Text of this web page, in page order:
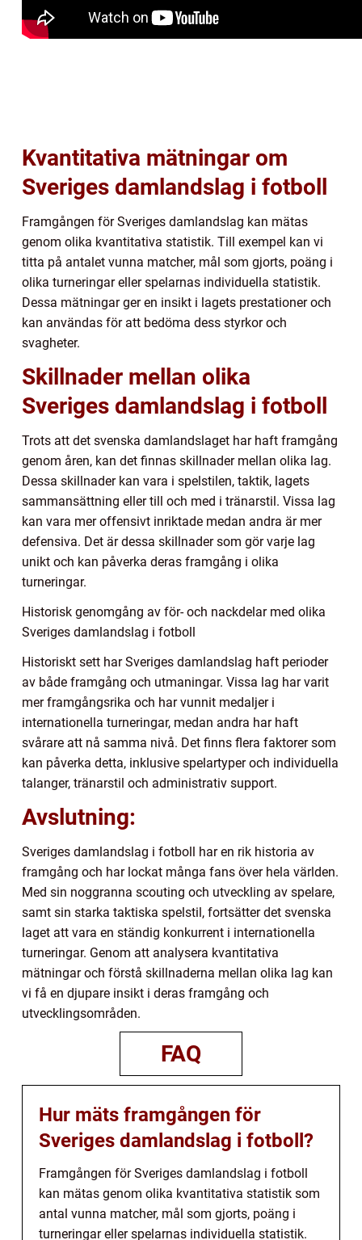
Kvantitativa mätningar om
Sveriges damlandslag i fotboll
Framgången för Sveriges damlandslag kan mätas
genom olika kvantitativa statistik. Till exempel kan vi
titta på antalet vunna matcher, mål som gjorts, poäng i
olika turneringar eller spelarnas individuella statistik.
Dessa mätningar ger en insikt i lagets prestationer och
kan användas för att bedöma dess styrkor och
svagheter.
Skillnader mellan olika
Sveriges damlandslag i fotboll
Trots att det svenska damlandslaget har haft framgång
genom åren, kan det finnas skillnader mellan olika lag.
Dessa skillnader kan vara i spelstilen, taktik, lagets
sammansättning eller till och med i tränarstil. Vissa lag
kan vara mer offensivt inriktade medan andra är mer
defensiva. Det är dessa skillnader som gör varje lag
unikt och kan påverka deras framgång i olika
turneringar.
Historisk genomgång av för- och nackdelar med olika
Sveriges damlandslag i fotboll
Historiskt sett har Sveriges damlandslag haft perioder
av både framgång och utmaningar. Vissa lag har varit
mer framgångsrika och har vunnit medaljer i
internationella turneringar, medan andra har haft
svårare att nå samma nivå. Det finns flera faktorer som
kan påverka detta, inklusive spelartyper och individuella
talanger, tränarstil och administrativ support.
Avslutning:
Sveriges damlandslag i fotboll har en rik historia av
framgång och har lockat många fans över hela världen.
Med sin noggranna scouting och utveckling av spelare,
samt sin starka taktiska spelstil, fortsätter det svenska
laget att vara en ständig konkurrent i internationella
turneringar. Genom att analysera kvantitativa
mätningar och förstå skillnaderna mellan olika lag kan
vi få en djupare insikt i deras framgång och
utvecklingsområden.
FAQ
Hur mäts framgången för
Sveriges damlandslag i fotboll?
Framgången för Sveriges damlandslag i fotboll
kan mätas genom olika kvantitativa statistik som
antal vunna matcher, mål som gjorts, poäng i
turneringar eller spelarnas individuella statistik.